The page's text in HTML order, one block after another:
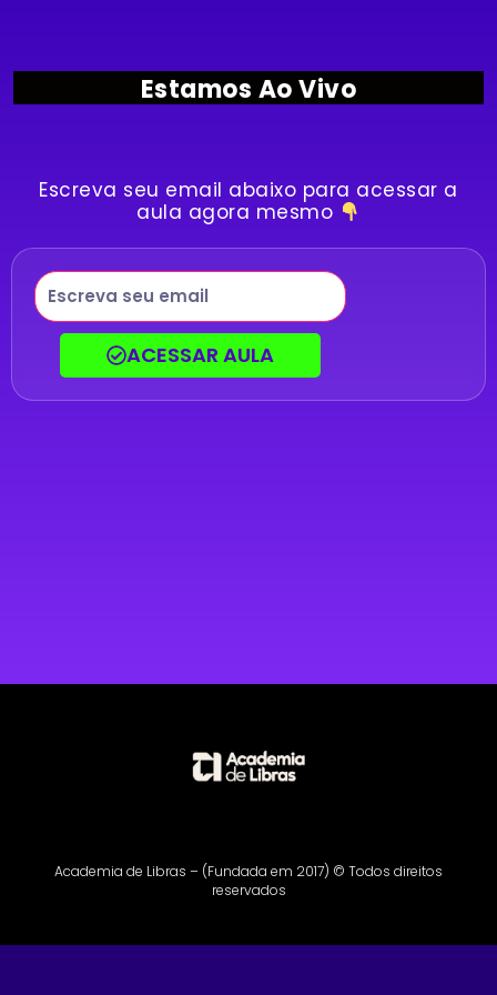
Estamos Ao Vivo
Escreva seu email abaixo para acessar a
aula agora mesmo
ACESSAR AULA
Academia de Libras – (Fundada em 2017) © Todos direitos
reservados